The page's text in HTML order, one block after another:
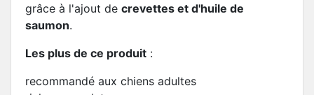
grâce à l'ajout de crevettes et d'huile de
saumon.
Les plus de ce produit :
recommandé aux chiens adultes